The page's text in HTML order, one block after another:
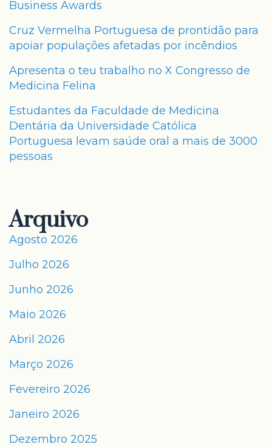
Business Awards
Cruz Vermelha Portuguesa de prontidão para
apoiar populações afetadas por incêndios
Apresenta o teu trabalho no X Congresso de
Medicina Felina
Estudantes da Faculdade de Medicina
Dentária da Universidade Católica
Portuguesa levam saúde oral a mais de 3000
pessoas
Arquivo
Agosto 2026
Julho 2026
Junho 2026
Maio 2026
Abril 2026
Março 2026
Fevereiro 2026
Janeiro 2026
Dezembro 2025